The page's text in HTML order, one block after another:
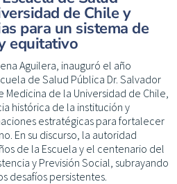
de Chile y
para un sistema de
equitativo
Aguilera, inauguró el año
de Salud Pública Dr. Salvador
de la Universidad de Chile,
histórica de la institución y
estratégicas para fortalecer
En su discurso, la autoridad
de la Escuela y el centenario del
y Previsión Social, subrayando
desafíos persistentes.